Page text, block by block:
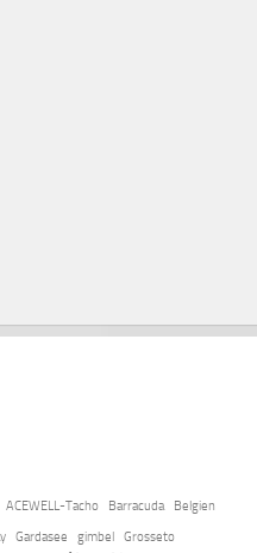
ACEWELL-Tacho Barracuda
Belgien
Gardasee gimbel Grosseto